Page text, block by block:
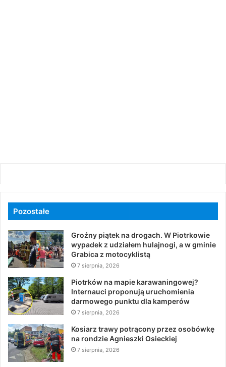
Pozostałe
Groźny piątek na drogach. W Piotrkowie
wypadek z udziałem hulajnogi, a w gminie
Grabica z motocyklistą
7 sierpnia, 2026
Piotrków na mapie karawaningowej?
Internauci proponują uruchomienia
darmowego punktu dla kamperów
7 sierpnia, 2026
Kosiarz trawy potrącony przez osobówkę
na rondzie Agnieszki Osieckiej
7 sierpnia, 2026